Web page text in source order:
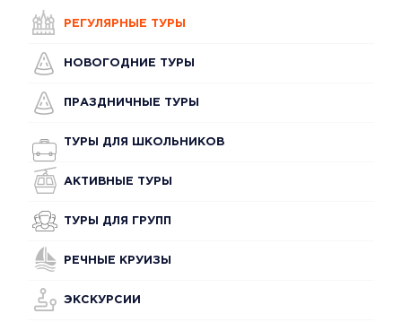
РЕГУЛЯРНЫЕ ТУРЫ
НОВОГОДНИЕ ТУРЫ
ПРАЗДНИЧНЫЕ ТУРЫ
ТУРЫ ДЛЯ ШКОЛЬНИКОВ
АКТИВНЫЕ ТУРЫ
ТУРЫ ДЛЯ ГРУПП
РЕЧНЫЕ КРУИЗЫ
ЭКСКУРСИИ